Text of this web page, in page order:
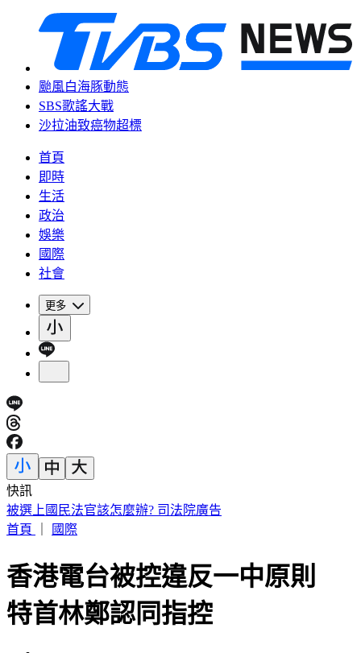
颱風白海豚動態
SBS歌謠大戰
沙拉油致癌物超標
首頁
即時
生活
政治
娛樂
國際
社會
更多
快訊
買疫苗遭詐騙10億 慈濟再發聲：捍衛捐款大眾權益
首頁
國際
香港電台被控違反一中原則
特首林鄭認同指控